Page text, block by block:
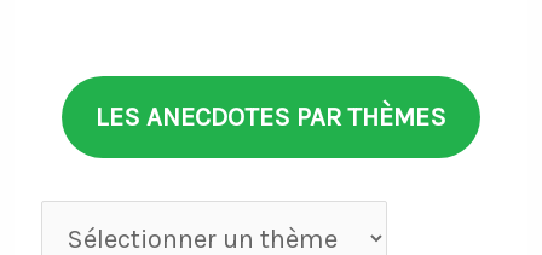
LES ANECDOTES PAR THÈMES
Anecdotes